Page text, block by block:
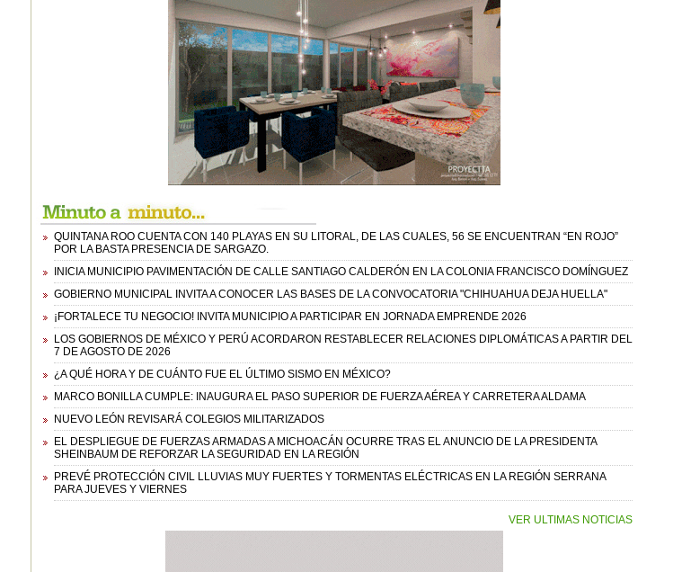
QUINTANA ROO CUENTA CON 140 PLAYAS EN SU LITORAL, DE LAS CUALES, 56 SE ENCUENTRAN “EN ROJO”
POR LA BASTA PRESENCIA DE SARGAZO.
INICIA MUNICIPIO PAVIMENTACIÓN DE CALLE SANTIAGO CALDERÓN EN LA COLONIA FRANCISCO DOMÍNGUEZ
GOBIERNO MUNICIPAL INVITA A CONOCER LAS BASES DE LA CONVOCATORIA "CHIHUAHUA DEJA HUELLA"
¡FORTALECE TU NEGOCIO! INVITA MUNICIPIO A PARTICIPAR EN JORNADA EMPRENDE 2026
LOS GOBIERNOS DE MÉXICO Y PERÚ ACORDARON RESTABLECER RELACIONES DIPLOMÁTICAS A PARTIR DEL
7 DE AGOSTO DE 2026
¿A QUÉ HORA Y DE CUÁNTO FUE EL ÚLTIMO SISMO EN MÉXICO?
MARCO BONILLA CUMPLE: INAUGURA EL PASO SUPERIOR DE FUERZA AÉREA Y CARRETERA ALDAMA
NUEVO LEÓN REVISARÁ COLEGIOS MILITARIZADOS
EL DESPLIEGUE DE FUERZAS ARMADAS A MICHOACÁN OCURRE TRAS EL ANUNCIO DE LA PRESIDENTA
SHEINBAUM DE REFORZAR LA SEGURIDAD EN LA REGIÓN
PREVÉ PROTECCIÓN CIVIL LLUVIAS MUY FUERTES Y TORMENTAS ELÉCTRICAS EN LA REGIÓN SERRANA
PARA JUEVES Y VIERNES
VER ULTIMAS NOTICIAS